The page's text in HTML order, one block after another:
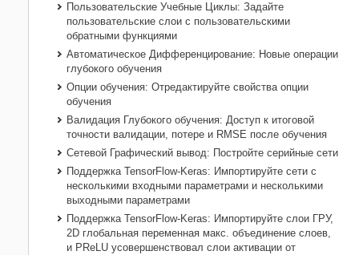
Пользовательские Учебные Циклы: Задайте
пользовательские слои с пользовательскими
обратными функциями
Автоматическое Дифференцирование: Новые операции
глубокого обучения
Опции обучения: Отредактируйте свойства опции
обучения
Валидация Глубокого обучения: Доступ к итоговой
точности валидации, потере и RMSE после обучения
Сетевой Графический вывод: Постройте серийные сети
Поддержка TensorFlow-Keras: Импортируйте сети с
несколькими входными параметрами и несколькими
выходными параметрами
Поддержка TensorFlow-Keras: Импортируйте слои ГРУ,
2D глобальная переменная макс. объединение слоев,
и PReLU усовершенствовал слои активации от